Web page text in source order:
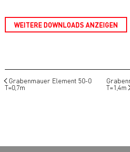
WEITERE DOWNLOADS ANZEIGEN
Grabenmauer Element 50-0
T=0,7m T=1,4m